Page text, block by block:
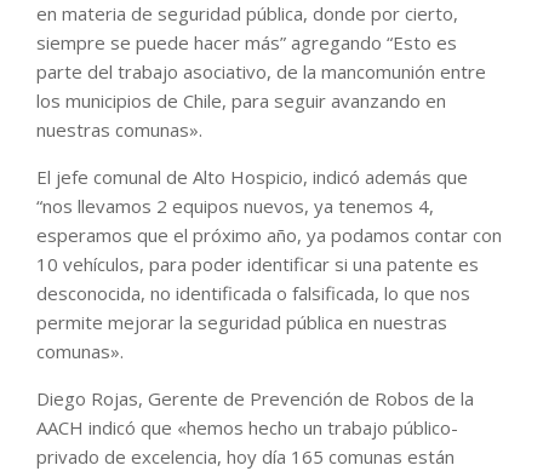
en materia de seguridad pública, donde por cierto,
siempre se puede hacer más” agregando “Esto es
parte del trabajo asociativo, de la mancomunión entre
los municipios de Chile, para seguir avanzando en
nuestras comunas».
El jefe comunal de Alto Hospicio, indicó además que
“nos llevamos 2 equipos nuevos, ya tenemos 4,
esperamos que el próximo año, ya podamos contar con
10 vehículos, para poder identificar si una patente es
desconocida, no identificada o falsificada, lo que nos
permite mejorar la seguridad pública en nuestras
comunas».
Diego Rojas, Gerente de Prevención de Robos de la
AACH indicó que «hemos hecho un trabajo público-
privado de excelencia, hoy día 165 comunas están